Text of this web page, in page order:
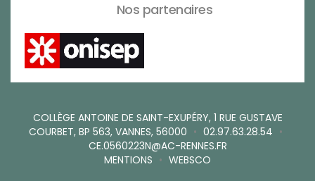
Nos partenaires
COLLÈGE ANTOINE DE SAINT-EXUPÉRY, 1 RUE GUSTAVE
COURBET, BP 563, VANNES, 56000 • 02.97.63.28.54 •
CE.0560223N@AC-RENNES.FR
MENTIONS • WEBSCO